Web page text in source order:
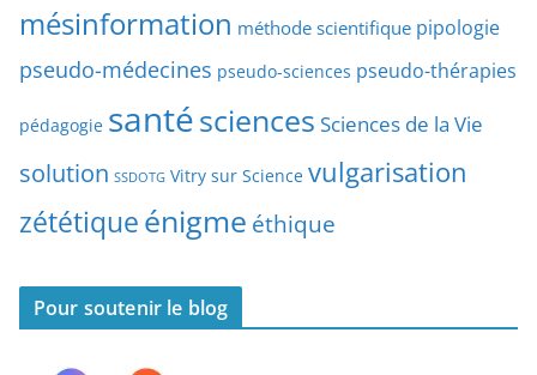
i
c
e
mésinformation méthode scientifique pipologie
pseudo-médecines pseudo-sciences pseudo-thérapies
pédagogie santésciences Sciences de la Vie
solution SSDOTG Vitry sur Science vulgarisation
zététiqueénigme éthique
Pour soutenir le blog